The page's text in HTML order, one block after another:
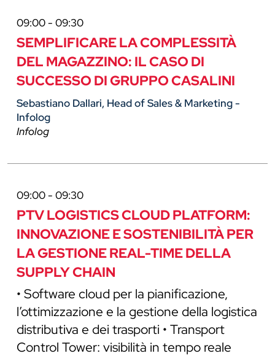
09:00 - 09:30
SEMPLIFICARE LA COMPLESSITÀ
DEL MAGAZZINO: IL CASO DI
SUCCESSO DI GRUPPO CASALINI
Sebastiano Dallari, Head of Sales & Marketing -
Infolog
Infolog
09:00 - 09:30
PTV LOGISTICS CLOUD PLATFORM:
INNOVAZIONE E SOSTENIBILITÀ PER
LA GESTIONE REAL-TIME DELLA
SUPPLY CHAIN
• Software cloud per la pianificazione,
l’ottimizzazione e la gestione della logistica
distributiva e dei trasporti • Transport
Control Tower: visibilità in tempo reale